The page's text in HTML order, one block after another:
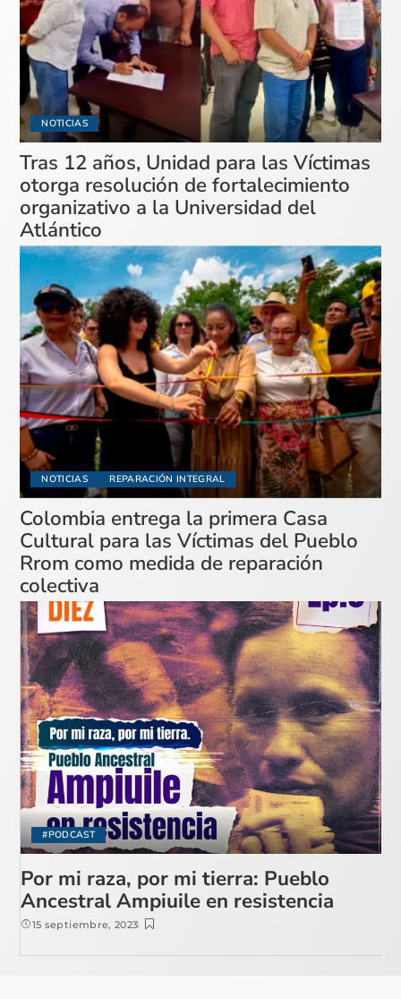
NOTICIAS
Tras 12 años, Unidad para las Víctimas
otorga resolución de fortalecimiento
organizativo a la Universidad del
Atlántico
NOTICIAS REPARACIÓN INTEGRAL
Colombia entrega la primera Casa
Cultural para las Víctimas del Pueblo
Rrom como medida de reparación
colectiva
#PODCAST
Por mi raza, por mi tierra: Pueblo
Ancestral Ampiuile en resistencia
15 septiembre, 2023